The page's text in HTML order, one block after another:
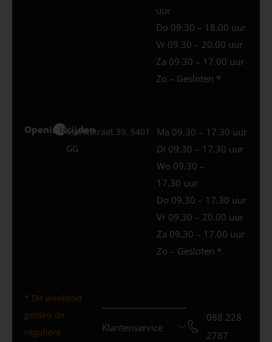
uur
Do 09.30 – 18.00 uur
Vr 09.30 – 20.00 uur
Za 09.30 – 17.00 uur
Zo – Gesloten *
Openingstijden
Uden
Marktstraat 39, 5401
GG
Ma 09.30 – 17.30 uur
Di 09.30 – 17.30 uur
Wo 09.30 –
17.30 uur
Do 09.30 – 17.30 uur
Vr 09.30 – 20.00 uur
Za 09.30 – 17.00 uur
Zo – Gesloten *
* Dit weekend
gelden de
reguliere
Klantenservice
088 228
2787